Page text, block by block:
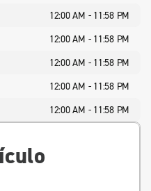
12:00 AM - 11:58 PM
12:00 AM - 11:58 PM
12:00 AM - 11:58 PM
12:00 AM - 11:58 PM
12:00 AM - 11:58 PM